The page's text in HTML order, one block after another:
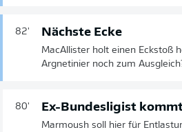
82' Nächste Ecke
MacAllister holt einen Eckstoß
Argnetinier noch zum
80' Ex-Bundesligist
Marmoush soll hier für